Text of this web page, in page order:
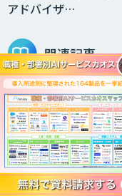
アドバイザ…
関連記事